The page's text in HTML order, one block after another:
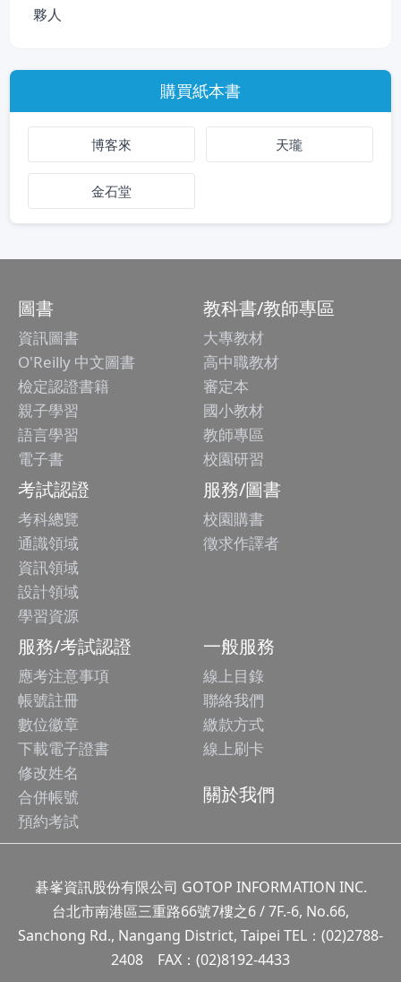
夥人
購買紙本書
博客來 天瓏
金石堂
圖書
資訊圖書
O'Reilly 中文圖書
檢定認證書籍
親子學習
語言學習
電子書
教科書/教師專區
大專教材
高中職教材
審定本
國小教材
教師專區
校園研習
考試認證
考科總覽
通識領域
資訊領域
設計領域
學習資源
服務/圖書
校園購書
徵求作譯者
服務/考試認證
應考注意事項
帳號註冊
數位徽章
下載電子證書
修改姓名
合併帳號
預約考試
一般服務
線上目錄
聯絡我們
繳款方式
線上刷卡
關於我們
碁峯資訊股份有限公司 GOTOP INFORMATION INC.
台北市南港區三重路66號7樓之6 / 7F.-6, No.66,
Sanchong Rd., Nangang District, Taipei TEL：(02)2788-
2408 FAX：(02)8192-4433